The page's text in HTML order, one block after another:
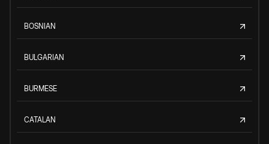
BOSNIAN
BULGARIAN
BURMESE
CATALAN